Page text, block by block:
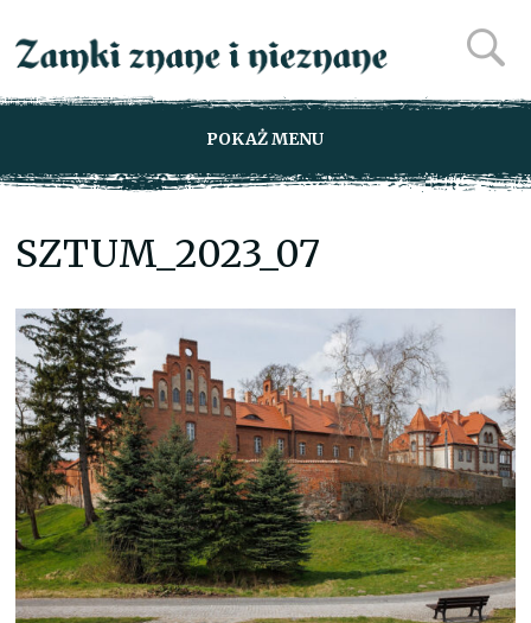
POKAŻ MENU
SZTUM_2023_07